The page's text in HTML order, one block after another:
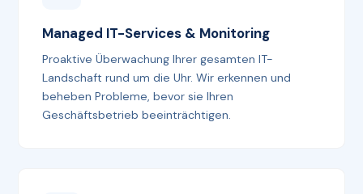
Managed IT-Services & Monitoring
Proaktive Überwachung Ihrer gesamten IT-
Landschaft rund um die Uhr. Wir erkennen und
beheben Probleme, bevor sie Ihren
Geschäftsbetrieb beeinträchtigen.